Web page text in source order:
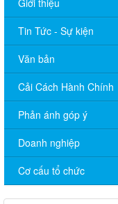
Tin Tức - Sự kiện
Văn bản
Cải Cách Hành Chính
Phản ánh góp ý
Doanh nghiệp
Cơ cấu tổ chức